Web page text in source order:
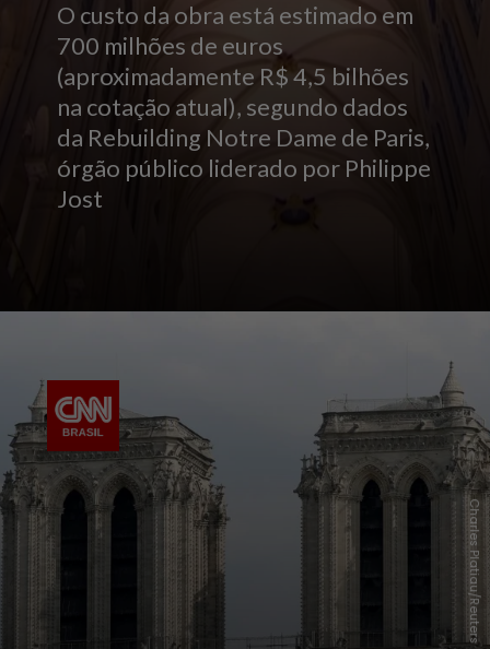
O custo da obra está estimado em
700 milhões de euros
(aproximadamente R$ 4,5 bilhões
na cotação atual), segundo dados
da Rebuilding Notre Dame de Paris,
órgão público liderado por Philippe
Jost
Charles Platiau/Reuters